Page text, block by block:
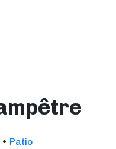
• Patio